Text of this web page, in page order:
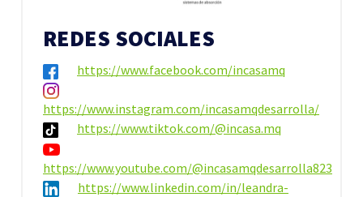
REDES SOCIALES
https://www.facebook.com/incasamq
https://www.instagram.com/incasamqdesarrolla/
https://www.tiktok.com/@incasa.mq
https://www.youtube.com/@incasamqdesarrolla823
https://www.linkedin.com/in/leandra-